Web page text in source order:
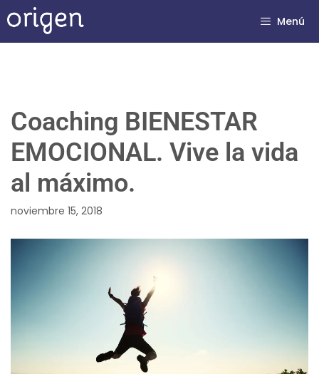
Menú
Coaching BIENESTAR
EMOCIONAL. Vive la vida
al máximo.
noviembre 15, 2018